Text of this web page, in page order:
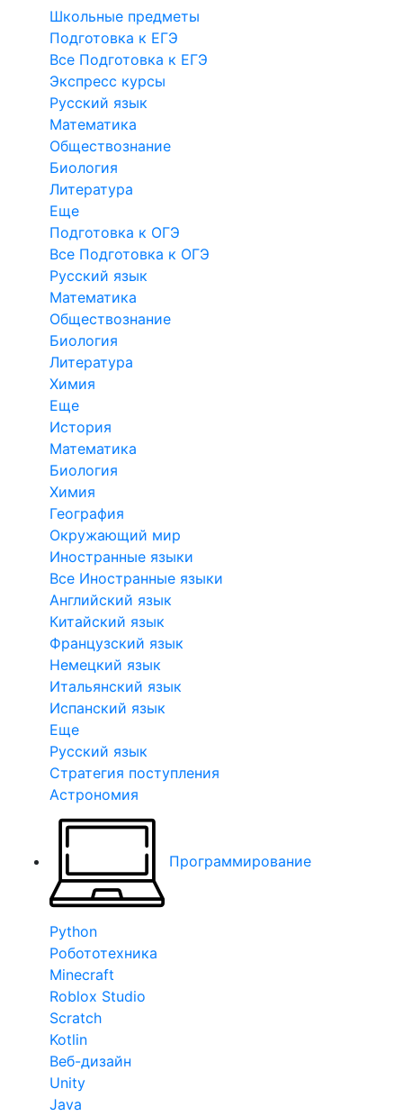
Школьные предметы
Подготовка к ЕГЭ
Все Подготовка к ЕГЭ
Экспресс курсы
Русский язык
Математика
Обществознание
Биология
Литература
Еще
Подготовка к ОГЭ
Все Подготовка к ОГЭ
Русский язык
Математика
Обществознание
Биология
Литература
Химия
Еще
История
Математика
Биология
Химия
География
Окружающий мир
Иностранные языки
Все Иностранные языки
Английский язык
Китайский язык
Французский язык
Немецкий язык
Итальянский язык
Испанский язык
Еще
Русский язык
Стратегия поступления
Астрономия
Программирование
Python
Робототехника
Minecraft
Roblox Studio
Scratch
Kotlin
Веб-дизайн
Unity
Java